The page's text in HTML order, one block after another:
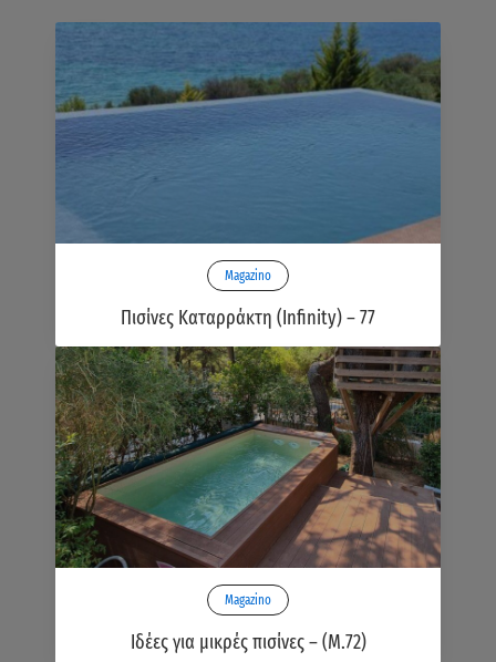
Magazino
Πισίνες Καταρράκτη (Infinity) – 77
Magazino
Ιδέες για μικρές πισίνες – (Μ.72)